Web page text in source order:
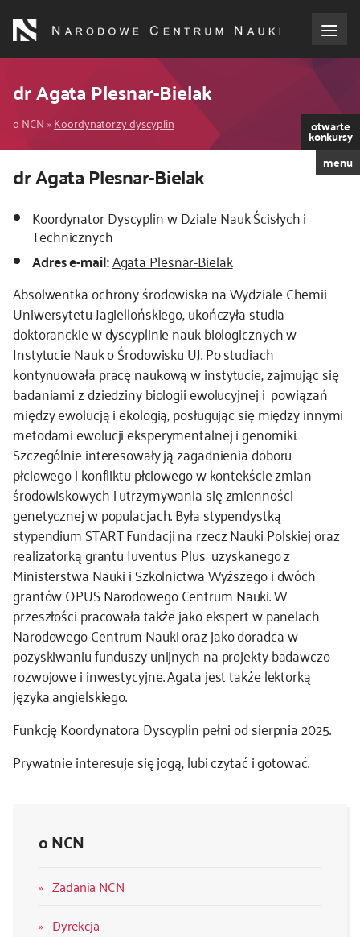
treści
o NCN
dla wnioskodawców
dla realizujących projekty
dla ekspertów
efekty NCN
współpraca międzynarodowa
nagroda NCN
kontakt
dr Agata Plesnar-Bielak
Ścieżka
nawigacyjna
o NCN Koordynatorzy dyscyplin otwarte
konkursy
menu
o NCN
Zadania NCN
Dyrekcja
Kod
CSS
i
dr Agata Plesnar-Bielak
Koordynator Dyscyplin w Dziale Nauk Ścisłych i
Technicznych
Adres e-mail:Agata Plesnar-Bielak
Absolwentka ochrony środowiska na Wydziale Chemii
Uniwersytetu Jagiellońskiego, ukończyła studia
doktoranckie w dyscyplinie nauk biologicznych w
Instytucie Nauk o Środowisku UJ. Po studiach
kontynuowała pracę naukową w instytucie, zajmując się
badaniami z dziedziny biologii ewolucyjnej i powiązań
między ewolucją i ekologią, posługując się między innymi
metodami ewolucji eksperymentalnej i genomiki.
Szczególnie interesowały ją zagadnienia doboru
płciowego i konfliktu płciowego w kontekście zmian
środowiskowych i utrzymywania się zmienności
genetycznej w populacjach. Była stypendystką
stypendium START Fundacji na rzecz Nauki Polskiej oraz
realizatorką grantu Iuventus Plus uzyskanego z
Ministerstwa Nauki i Szkolnictwa Wyższego i dwóch
grantów OPUS Narodowego Centrum Nauki. W
przeszłości pracowała także jako ekspert w panelach
Narodowego Centrum Nauki oraz jako doradca w
pozyskiwaniu funduszy unijnych na projekty badawczo-
rozwojowe i inwestycyjne. Agata jest także lektorką
języka angielskiego.
Funkcję Koordynatora Dyscyplin pełni od sierpnia 2025.
Prywatnie interesuje się jogą, lubi czytać i gotować.